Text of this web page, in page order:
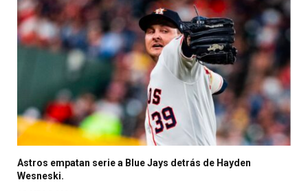
Astros empatan serie a Blue Jays detrás de Hayden
Wesneski.